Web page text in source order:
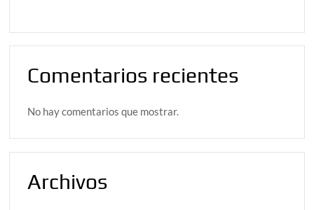
Comentarios recientes
No hay comentarios que mostrar.
Archivos